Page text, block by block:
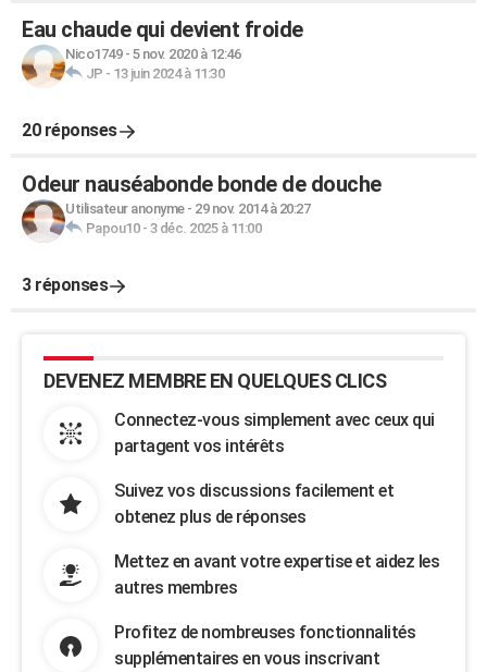
Eau chaude qui devient froide
Nico1749- 5 nov. 2020 à 12:46
JP - 13 juin 2024 à 11:30
20 réponses
Odeur nauséabonde bonde de douche
Utilisateur anonyme- 29 nov. 2014 à 20:27
Papou10- 3 déc. 2025 à 11:00
3 réponses
DEVENEZ MEMBRE EN QUELQUES CLICS
Connectez-vous simplement avec ceux qui
partagent vos intérêts
Suivez vos discussions facilement et
obtenez plus de réponses
Mettez en avant votre expertise et aidez les
autres membres
Profitez de nombreuses fonctionnalités
supplémentaires en vous inscrivant